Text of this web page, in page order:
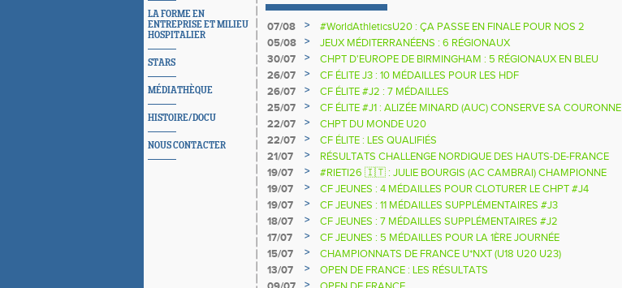
LA FORME EN
ENTREPRISE ET MILIEU
HOSPITALIER
STARS
MÉDIATHÈQUE
HISTOIRE/DOCU
NOUS CONTACTER
07/08 >
#WorldAthleticsU20 : ÇA PASSE EN FINALE POUR NOS 2
SAUTEURS
05/08 >
JEUX MÉDITERRANÉENS : 6 RÉGIONAUX
30/07
>
CHPT D'EUROPE DE BIRMINGHAM : 5 RÉGIONAUX EN BLEU
26/07
>
CF ÉLITE J3 : 10 MÉDAILLES POUR LES HDF
26/07
>
CF ÉLITE #J2 : 7 MÉDAILLES
25/07
>
CF ÉLITE #J1 : ALIZÉE MINARD (AUC) CONSERVE SA COURONNE
NATIONALE
22/07 >
CHPT DU MONDE U20
22/07
>
CF ÉLITE : LES QUALIFIÉS
21/07
>
RÉSULTATS CHALLENGE NORDIQUE DES HAUTS-DE-FRANCE
2025 2026
19/07 >
#RIETI26 🇮🇹 : JULIE BOURGIS (AC CAMBRAI) CHAMPIONNE
D'EUROPE U18 DE LA PERCHE
19/07 >
CF JEUNES : 4 MÉDAILLES POUR CLOTURER LE CHPT #J4
19/07
>
CF JEUNES : 11 MÉDAILLES SUPPLÉMENTAIRES #J3
18/07
>
CF JEUNES : 7 MÉDAILLES SUPPLÉMENTAIRES #J2
17/07
>
CF JEUNES : 5 MÉDAILLES POUR LA 1ÈRE JOURNÉE
15/07
>
CHAMPIONNATS DE FRANCE U*NXT (U18 U20 U23)
13/07
>
OPEN DE FRANCE : LES RÉSULTATS
>